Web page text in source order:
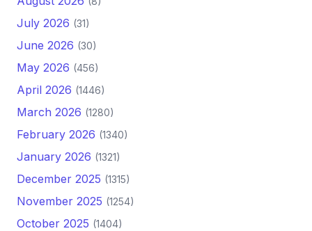
July 2026 (31)
June 2026 (30)
May 2026 (456)
April 2026 (1446)
March 2026 (1280)
February 2026 (1340)
January 2026 (1321)
December 2025 (1315)
November 2025 (1254)
October 2025 (1404)